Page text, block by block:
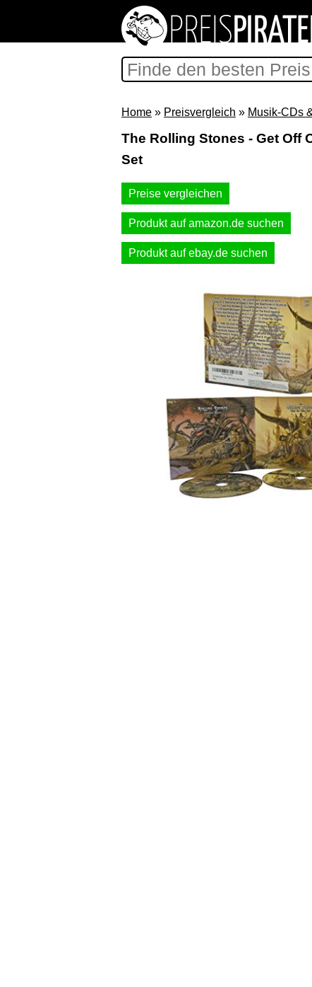
Home » Preisvergleich » Musik-CDs
The Rolling Stones - Get Off
Set
Preise vergleichen
Produkt auf amazon.de suchen
Produkt auf ebay.de suchen